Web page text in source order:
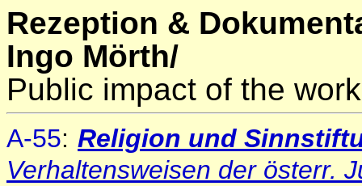
Rezeption &
Ingo Mörth/
Public impact of the
A-55: Religion und
Verhaltensweisen der österr.